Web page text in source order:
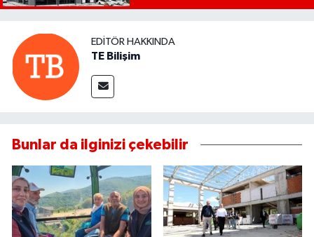
EDITÖR HAKKINDA
TE Bilişim
Bunlar da ilginizi çekebilir